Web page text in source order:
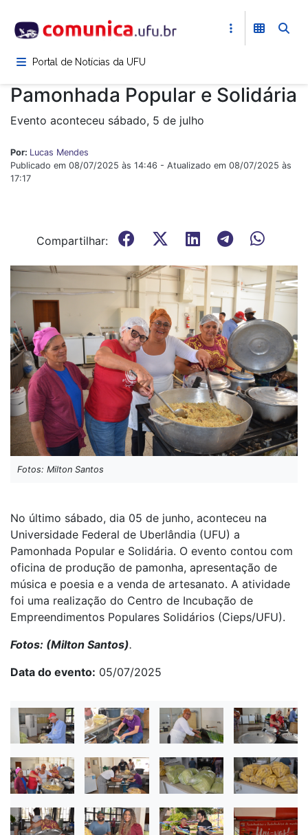
para
conteúdoPortal de Notícias da UFU
Pamonhada Popular e Solidária
Evento aconteceu sábado, 5 de julho
Por: Lucas Mendes
Publicado em 08/07/2025 às 14:46 - Atualizado em 08/07/2025 às
17:17
Compartilhar:
Fotos: Milton Santos
No último sábado, dia 05 de junho, aconteceu na
Universidade Federal de Uberlândia (UFU) a
Pamonhada Popular e Solidária. O evento contou com
oficina de produção de pamonha, apresentação de
música e poesia e a venda de artesanato. A atividade
foi uma realização do Centro de Incubação de
Empreendimentos Populares Solidários (Cieps/UFU).
Fotos: (Milton Santos).
Data do evento 05/07/2025